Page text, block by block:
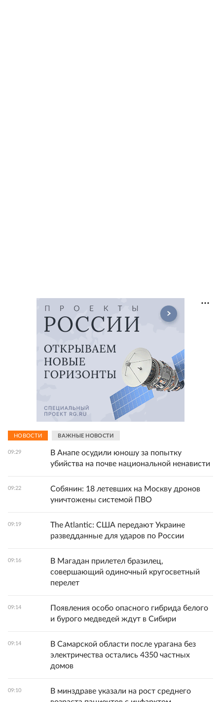
НОВОСТИ ВАЖНЫЕ НОВОСТИ
09:29
В Анапе осудили юношу за попытку
убийства на почве национальной ненависти
09:22
Собянин: 18 летевших на Москву дронов
уничтожены системой ПВО
09:19
The Atlantic: США передают Украине
разведданные для ударов по России
09:16
В Магадан прилетел бразилец,
совершающий одиночный кругосветный
перелет
09:14
Появления особо опасного гибрида белого
и бурого медведей ждут в Сибири
09:14
В Самарской области после урагана без
электричества остались 4350 частных
домов
09:10
В минздраве указали на рост среднего